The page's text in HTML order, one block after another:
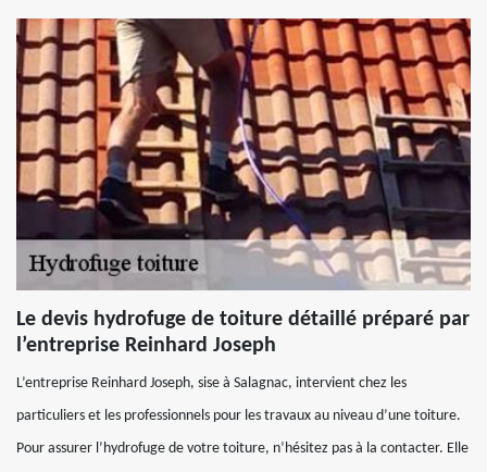
Le devis hydrofuge de toiture détaillé préparé par
l’entreprise Reinhard Joseph
L’entreprise Reinhard Joseph, sise à Salagnac, intervient chez les
particuliers et les professionnels pour les travaux au niveau d’une toiture.
Pour assurer l’hydrofuge de votre toiture, n’hésitez pas à la contacter. Elle